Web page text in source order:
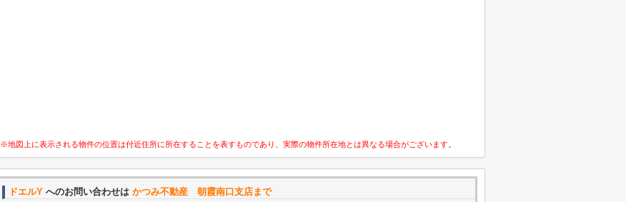
※地図上に表示される物件の位置は付近住所に所在することを表すものであり、実際の物件所在地とは異なる場合がございます。
ドエルY へのお問い合わせは かつみ不動産 朝霞南口支店まで